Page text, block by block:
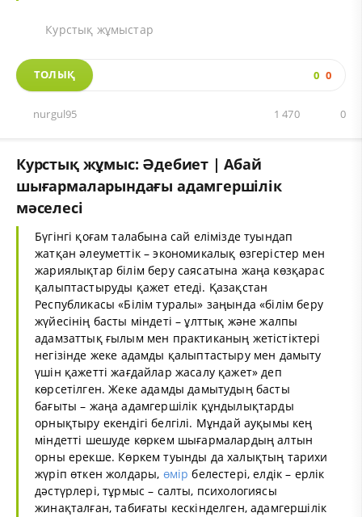
Курстық жұмыстар
ТОЛЫҚ 0 0
nurgul95 0
1 470
Курстық жұмыс: Әдебиет | Абай
шығармаларындағы адамгершілік
мәселесі
Бүгінгі қоғам талабына сай елімізде туындап
жатқан әлеуметтік – экономикалық өзгерістер мен
жариялықтар білім беру саясатына жаңа көзқарас
қалыптастыруды қажет етеді. Қазақстан
Республикасы «Білім туралы» заңында «білім беру
жүйесінің басты міндеті – ұлттық және жалпы
адамзаттық ғылым мен практиканың жетістіктері
негізінде жеке адамды қалыптастыру мен дамыту
үшін қажетті жағдайлар жасалу қажет» деп
көрсетілген. Жеке адамды дамытудың басты
бағыты – жаңа адамгершілік құндылықтарды
орнықтыру екендігі белгілі. Мұндай ауқымы кең
міндетті шешуде көркем шығармалардың алтын
орны ерекше. Көркем туынды да халықтың тарихи
жүріп өткен жолдары, өмір белестері, елдік – ерлік
дәстүрлері, тұрмыс – салты, психологиясы
жинақталған, табиғаты кескінделген, адамгершілік